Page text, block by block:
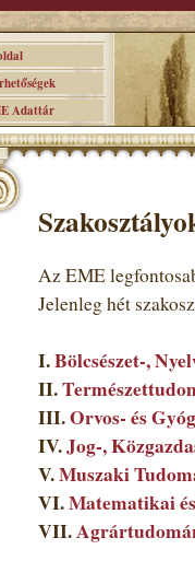
Adattár
Az EME
Jelenleg hét
I.Bölcsészet-,
II.
III.Orvos- és
IV.Jog-,
V.Muszaki
VI.Matematikai
VII.